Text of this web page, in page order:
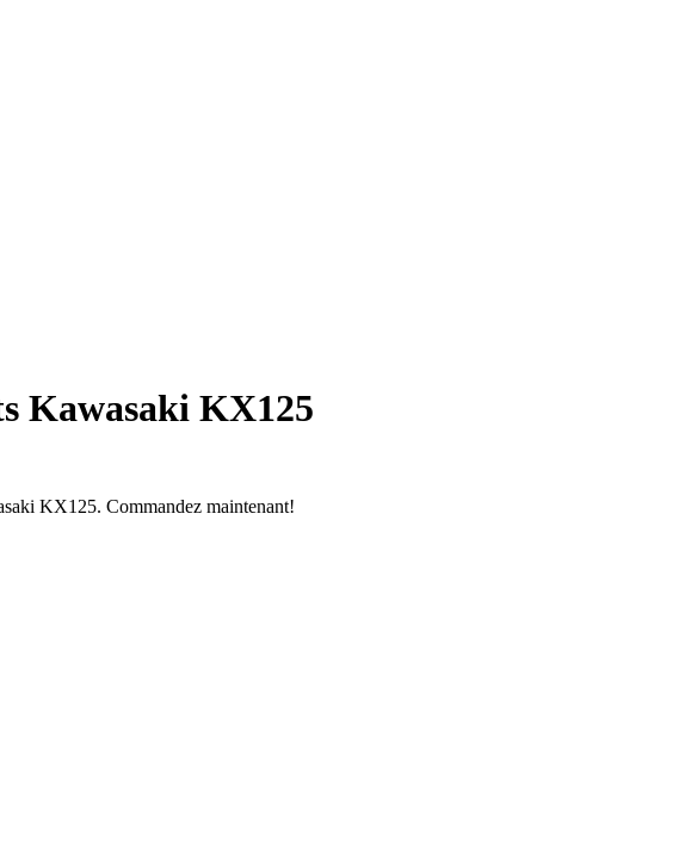
Kawasaki KX125
KX125. Commandez maintenant!